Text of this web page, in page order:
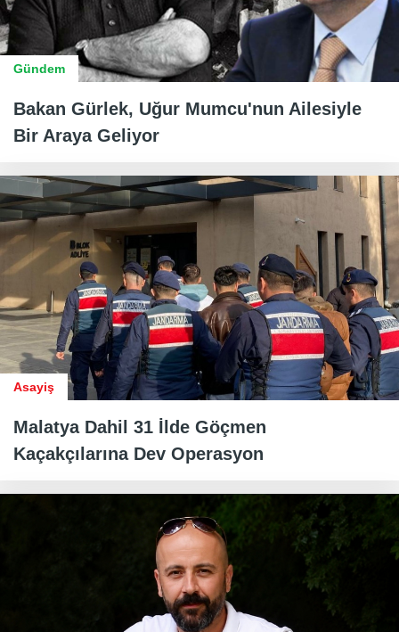
Gündem
Bakan Gürlek, Uğur Mumcu'nun Ailesiyle
Bir Araya Geliyor
Asayiş
Malatya Dahil 31 İlde Göçmen
Kaçakçılarına Dev Operasyon